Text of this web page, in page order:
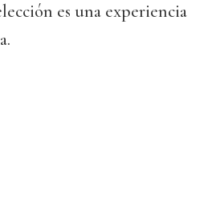
es una experiencia